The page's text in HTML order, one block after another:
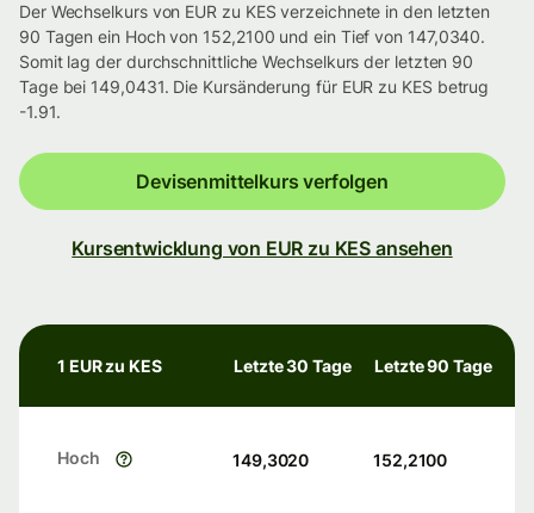
Der Wechselkurs von EUR zu KES verzeichnete in den letzten
90 Tagen ein Hoch von 152,2100 und ein Tief von 147,0340.
Somit lag der durchschnittliche Wechselkurs der letzten 90
Tage bei 149,0431. Die Kursänderung für EUR zu KES betrug
-1.91.
Devisenmittelkurs verfolgen
Kursentwicklung von EUR zu KES ansehen
1 EUR zu KES Letzte 30 Tage Letzte 90 Tage
Hoch 149,3020 152,2100